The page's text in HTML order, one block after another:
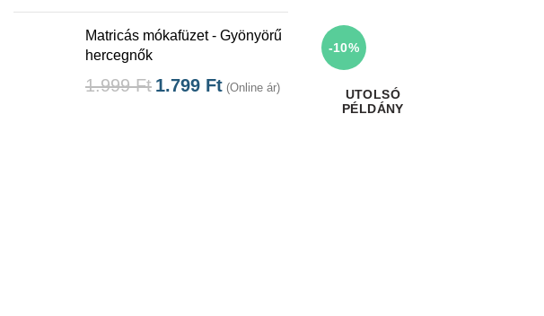
Matricás mókafüzet - Gyönyörű
hercegnők
1.999Ft 1.799 Ft (Online ár)
-10%